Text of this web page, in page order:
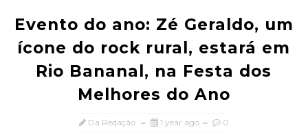
Evento do ano: Zé Geraldo, um
ícone do rock rural, estará em
Rio Bananal, na Festa dos
Melhores do Ano
Da Redação 1 year ago 0